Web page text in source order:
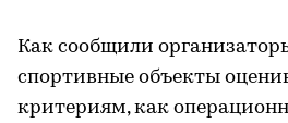
Как сообщили
спортивные объекты
критериям, как